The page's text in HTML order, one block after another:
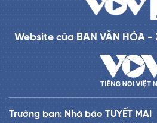
Website của BAN VĂN HÓA -
Trưởng ban: Nhà báo TUYẾT MAI